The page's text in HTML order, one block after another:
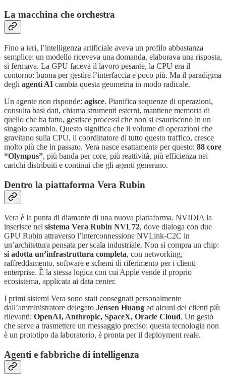
La macchina che orchestra
Fino a ieri, l’intelligenza artificiale aveva un profilo abbastanza
semplice: un modello riceveva una domanda, elaborava una risposta,
si fermava. La GPU faceva il lavoro pesante, la CPU era il
contorno: buona per gestire l’interfaccia e poco più. Ma il paradigma
degli agenti AI cambia questa geometria in modo radicale.
Un agente non risponde: agisce. Pianifica sequenze di operazioni,
consulta basi dati, chiama strumenti esterni, mantiene memoria di
quello che ha fatto, gestisce processi che non si esauriscono in un
singolo scambio. Questo significa che il volume di operazioni che
gravitano sulla CPU, il coordinatore di tutto questo traffico, cresce
molto più che in passato. Vera nasce esattamente per questo: 88 core
“Olympus”, più banda per core, più reattività, più efficienza nei
carichi distribuiti e continui che gli agenti generano.
Dentro la piattaforma Vera Rubin
Vera è la punta di diamante di una nuova piattaforma. NVIDIA la
inserisce nel sistema Vera Rubin NVL72, dove dialoga con due
GPU Rubin attraverso l’interconnessione NVLink-C2C in
un’architettura pensata per scala industriale. Non si compra un chip:
si adotta un’infrastruttura completa, con networking,
raffreddamento, software e schemi di riferimento per i clienti
enterprise. È la stessa logica con cui Apple vende il proprio
ecosistema, applicata ai data center.
I primi sistemi Vera sono stati consegnati personalmente
dall’amministratore delegato Jensen Huang ad alcuni dei clienti più
rilevanti: OpenAI, Anthropic, SpaceX, Oracle Cloud. Un gesto
che serve a trasmettere un messaggio preciso: questa tecnologia non
è un prototipo da laboratorio, è pronta per il deployment reale.
Agenti e fabbriche di intelligenza